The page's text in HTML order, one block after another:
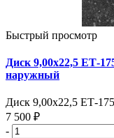
Быстрый просмотр
Диск 9,00х22,5 ЕТ-
наружный
Диск 9,00х22,5 ЕТ-
7 500 ₽
-